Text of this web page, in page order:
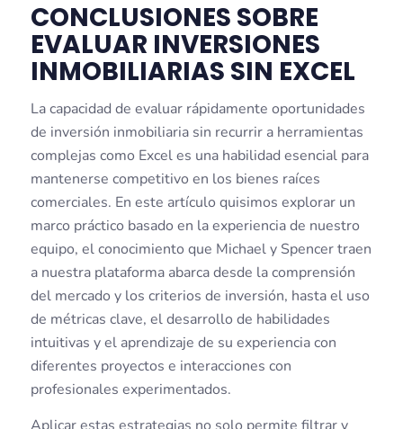
CONCLUSIONES SOBRE
EVALUAR INVERSIONES
INMOBILIARIAS SIN EXCEL
La capacidad de evaluar rápidamente oportunidades
de inversión inmobiliaria sin recurrir a herramientas
complejas como Excel es una habilidad esencial para
mantenerse competitivo en los bienes raíces
comerciales. En este artículo quisimos explorar un
marco práctico basado en la experiencia de nuestro
equipo, el conocimiento que Michael y Spencer traen
a nuestra plataforma abarca desde la comprensión
del mercado y los criterios de inversión, hasta el uso
de métricas clave, el desarrollo de habilidades
intuitivas y el aprendizaje de su experiencia con
diferentes proyectos e interacciones con
profesionales experimentados.